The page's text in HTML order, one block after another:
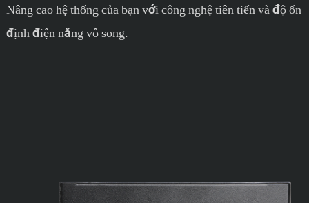
Nâng cao hệ thống của bạn với công nghệ tiên tiến và độ ổn
định điện năng vô song.